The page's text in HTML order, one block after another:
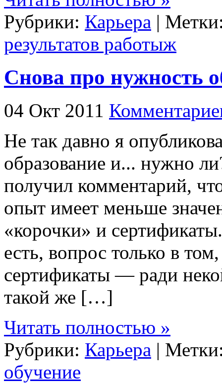
Рубрики: Карьера |
результатов работыж
Снова про нужность
04 Окт 2011
Не так давно я
образование и... нужно
получил комментарий,
опыт имеет меньше
«корочки» и
есть, вопрос только в
сертификаты — ради
такой же […]
Читать полностью »
Рубрики: Карьера |
обучение